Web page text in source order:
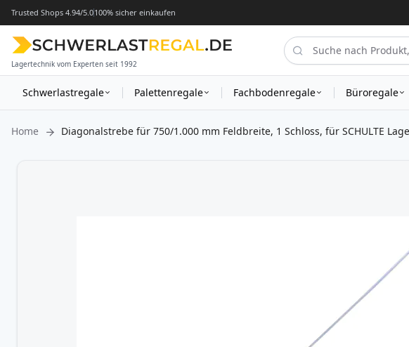
Trusted Shops 4.94/5.0100% sicher einkaufen
Lagertechnik vom Experten seit 1992
Schwerlastregale Fachbodenregale Büroregale
Palettenregale
Home Diagonalstrebe für 750/1.000 mm Feldbreite, 1 Schloss, für SCHULTE